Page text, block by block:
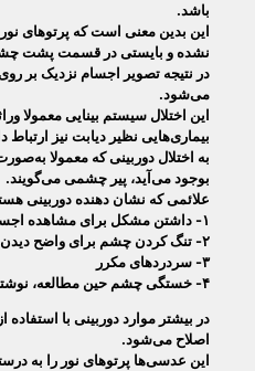
باشد.
این بدین معنی است که پرتوهای
نشده و بایستی در قسمت پشت
در نتیجه تصویر اجسام نزدیک بر
می‌شود.
این اختلال سیستم بینایی معمولا
بیماری‌هایی نظیر دیابت نیز ارتباط
بوجود می‌آید، پیر چشمی می‌گویند.‌
علائمی که نشان دهنده دوربینی
۱- داشتن مشکل برای مشاهده اجسام نزدیک
۲- تنگ کردن چشم برای واضح دیدن
۳- سردردهای مکرر
۴- خستگی چشم حین مطالعه، نوشتن یا استفاده از وسایل دیجیتال
در بیشتر موارد دوربینی با
اصلاح می‌شود.
این عدسی‌ها پرتوهای نور را به